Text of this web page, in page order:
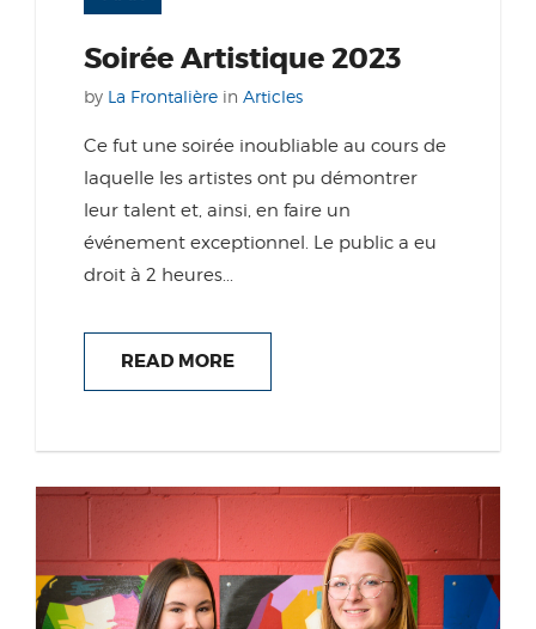
Soirée Artistique 2023
by La Frontalière in Articles
Ce fut une soirée inoubliable au cours de
laquelle les artistes ont pu démontrer
leur talent et, ainsi, en faire un
événement exceptionnel. Le public a eu
droit à 2 heures...
READ MORE